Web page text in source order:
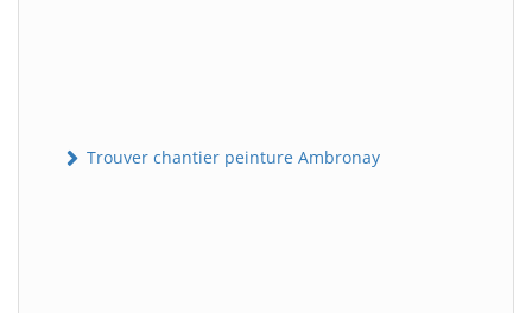
Trouver chantier peinture Ambronay